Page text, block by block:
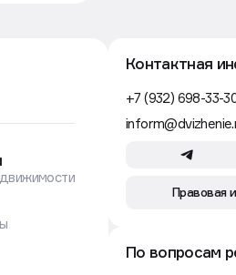
Контактная
+7 (932) 698-33-
Правовая
По вопросам